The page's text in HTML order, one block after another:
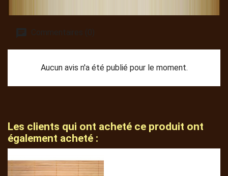
Commentaires (0)
Aucun avis n'a été publié pour le moment.
Les clients qui ont acheté ce produit ont
également acheté :